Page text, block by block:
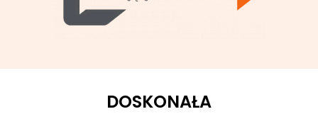
DOSKONAŁA